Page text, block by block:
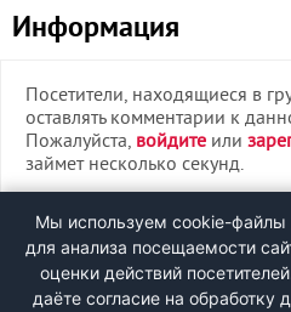
Информация
Посетители, находящиеся в
оставлять комментарии к
Пожалуйста, войдите или
займет несколько секунд.
ВХОД
РЕГИСТРАЦИЯ
Мы используем cookie-файлы
для анализа посещаемости
оценки действий
даёте согласие на обработку